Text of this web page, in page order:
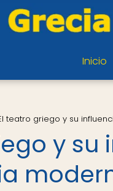
Inicio
teatro griego y su
y su